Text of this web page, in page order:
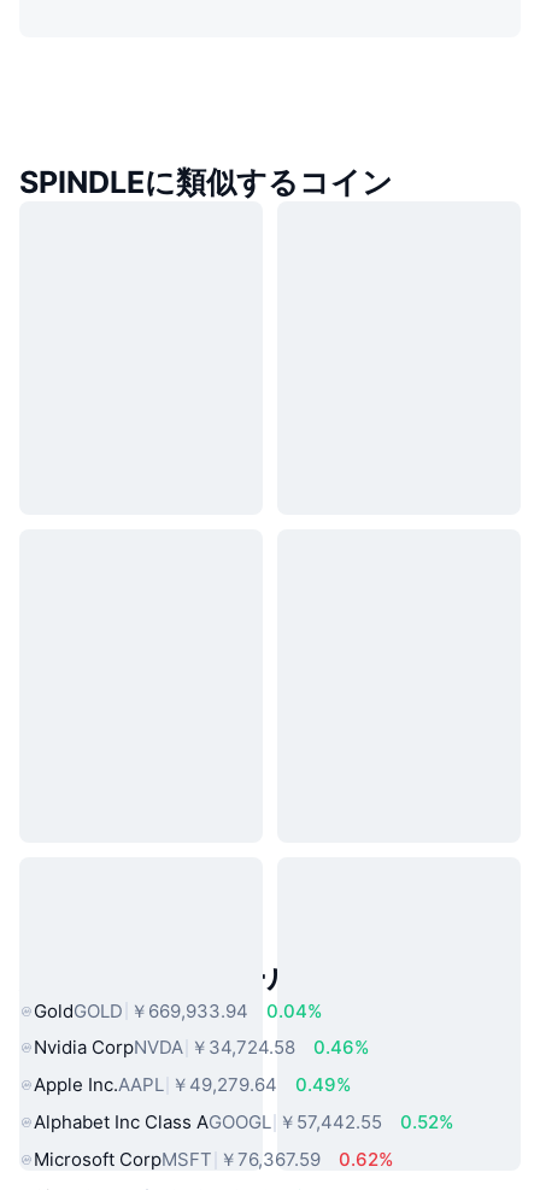
SPINDLEに類似するコイン
人気のリアルワールドアセット
GoldGOLD ￥669,933.94
0.04%
Nvidia CorpNVDA ￥34,724.58
0.46%
Apple Inc.AAPL ￥49,279.64
0.49%
Alphabet Inc Class AGOOGL ￥57,442.55
0.52%
Microsoft CorpMSFT ￥76,367.59
0.62%